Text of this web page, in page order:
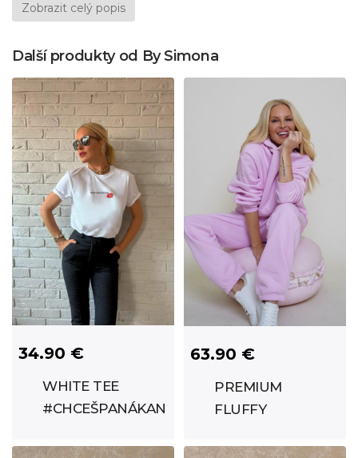
Zobrazit celý popis
Další produkty od By Simona
34.90 €
WHITE TEE
#CHCEŠPANÁKANEBOPUSU
63.90 €
PREMIUM
FLUFFY